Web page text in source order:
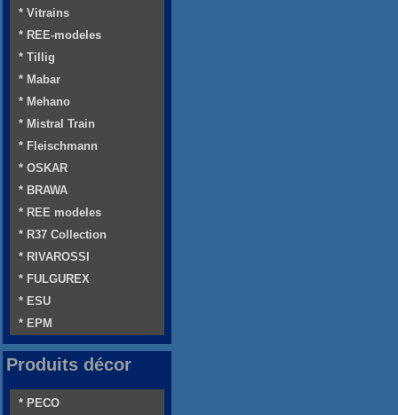
* Vitrains
* REE-modeles
* Tillig
* Mabar
* Mehano
* Mistral Train
* Fleischmann
* OSKAR
* BRAWA
* REE modeles
* R37 Collection
* RIVAROSSI
* FULGUREX
* ESU
* EPM
Produits décor
* PECO